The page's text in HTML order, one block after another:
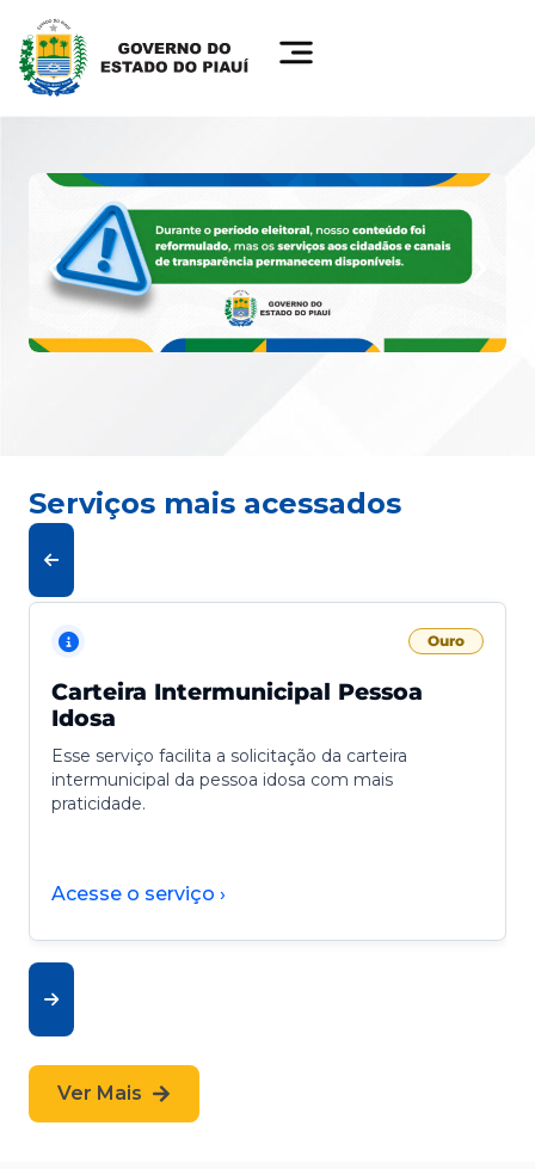
Serviços mais acessados
Ouro
Carteira Intermunicipal Pessoa
Idosa
Esse serviço facilita a solicitação da carteira
intermunicipal da pessoa idosa com mais
praticidade.
Acesse o serviço ›
Ver Mais